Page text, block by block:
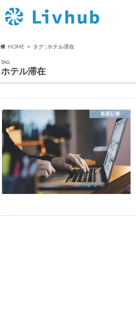
HOME タグ : ホテル滞在
TAG
ホテル滞在
最新記事